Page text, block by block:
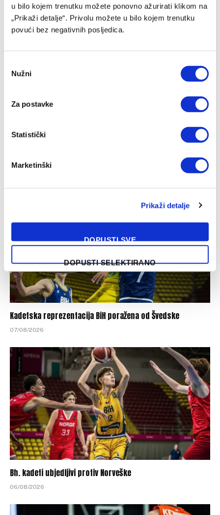
u bilo kojem trenutku možete ponovno ažurirati klikom na
„Prikaži detalje“. Privolu možete u bilo kojem trenutku
povući bez negativnih posljedica.
Selection
Nužni
Za postavke
Statistički
Marketinški
Prikaži detalje
DOPUSTI SVE
DOPUSTI SELEKTIRANO
08/08/2026
Michael Young ima novi klub nakon odlaska iz Bosne
Kadetska reprezentacija BiH poražena od Švedske
07/08/2026
Bh. kadeti ubjedljivi protiv Norveške
06/08/2026